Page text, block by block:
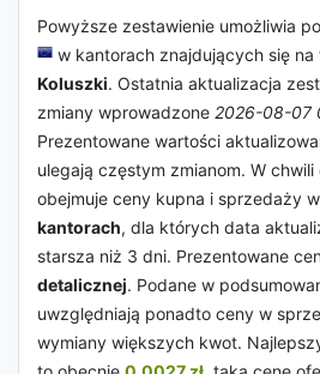
Powyższe zestawienie umożliwia
w kantorach znajdujących się na
Koluszki. Ostatnia aktualizacja
zmiany wprowadzone 2026-08-07
Prezentowane wartości
ulegają częstym zmianom. W
obejmuje ceny kupna i sprzedaży
kantorach, dla których data
starsza niż 3 dni. Prezentowane
detalicznej. Podane w
uwzględniają ponadto ceny w
wymiany większych kwot.